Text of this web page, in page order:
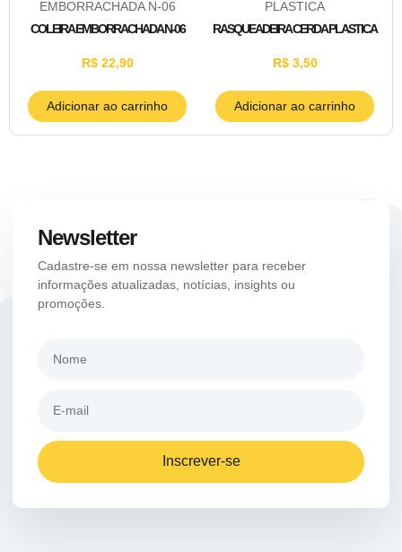
COLEIRA EMBORRACHADA N-06
R$22,90
Adicionar ao carrinho
RASQUEADEIRA CERDA PLASTICA
R$3,50
Adicionar ao carrinho
Newsletter
Cadastre-se em nossa newsletter para receber
informações atualizadas, notícias, insights ou
promoções.
Inscrever-se